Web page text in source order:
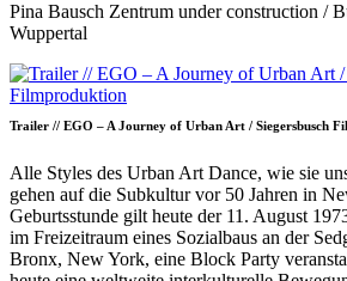
Pina Bausch Zentrum under construction /
Wuppertal
Trailer // EGO – A Journey of Urban Art / Siegersbusch
Alle Styles des Urban Art Dance, wie sie
gehen auf die Subkultur vor 50 Jahren in
Geburtsstunde gilt heute der 11. August
im Freizeitraum eines Sozialbaus an der
Bronx, New York, eine Block Party